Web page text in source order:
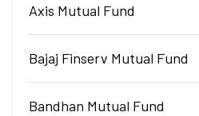
Axis Mutual Fund
Bajaj Finserv Mutual Fund
Bandhan Mutual Fund